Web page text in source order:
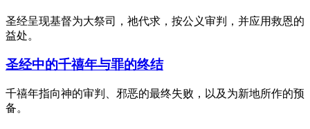
圣经呈现基督为大祭司，祂代求，按公义审判，并应用救恩的
益处。
圣经中的千禧年与罪的终结
千禧年指向神的审判、邪恶的最终失败，以及为新地所作的预
备。